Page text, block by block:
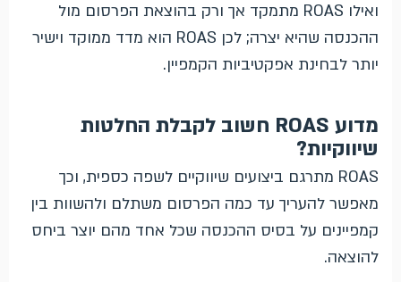
ואילו ROAS מתמקד אך ורק בהוצאת הפרסום מול
ההכנסה שהיא יצרה; לכן ROAS הוא מדד ממוקד וישיר
יותר לבחינת אפקטיביות הקמפיין.
מדוע ROAS חשוב לקבלת החלטות
שיווקיות?
ROAS מתרגם ביצועים שיווקיים לשפה כספית, וכך
מאפשר להעריך עד כמה הפרסום משתלם ולהשוות בין
קמפיינים על בסיס ההכנסה שכל אחד מהם יוצר ביחס
להוצאה.